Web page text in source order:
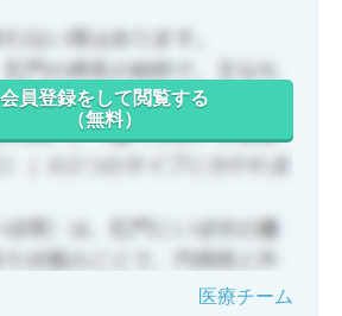
会員登録をして閲覧する
（無料）
医療チーム